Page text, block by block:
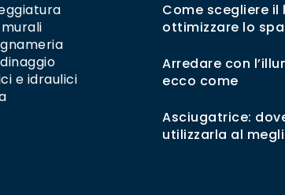
e idraulici
Come scegliere
ottimizzare lo
Arredare con
ecco come
Asciugatrice:
utilizzarla al